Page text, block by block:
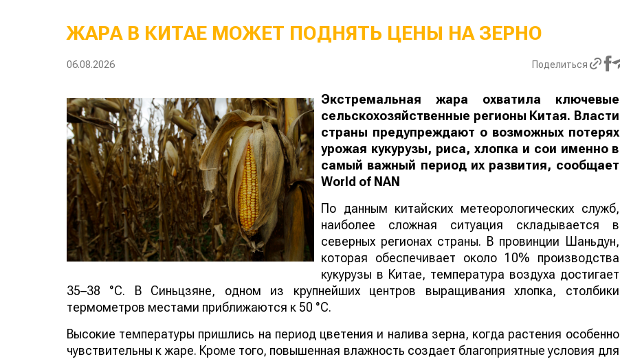
ЖАРА В КИТАЕ МОЖЕТ ПОДНЯТЬ ЦЕНЫ НА ЗЕРНО
06.08.2026 Поделиться
Экстремальная жара охватила ключевые
сельскохозяйственные регионы Китая. Власти
страны предупреждают о возможных потерях
урожая кукурузы, риса, хлопка и сои именно в
самый важный период их развития, сообщает
World of NAN
По данным китайских метеорологических служб,
наиболее сложная ситуация складывается в
северных регионах страны. В провинции Шаньдун,
которая обеспечивает около 10% производства
кукурузы в Китае, температура воздуха достигает
35–38 °C. В Синьцзяне, одном из крупнейших центров выращивания хлопка, столбики
термометров местами приближаются к 50 °C.
Высокие температуры пришлись на период цветения и налива зерна, когда растения особенно
чувствительны к жаре. Кроме того, повышенная влажность создает благоприятные условия для